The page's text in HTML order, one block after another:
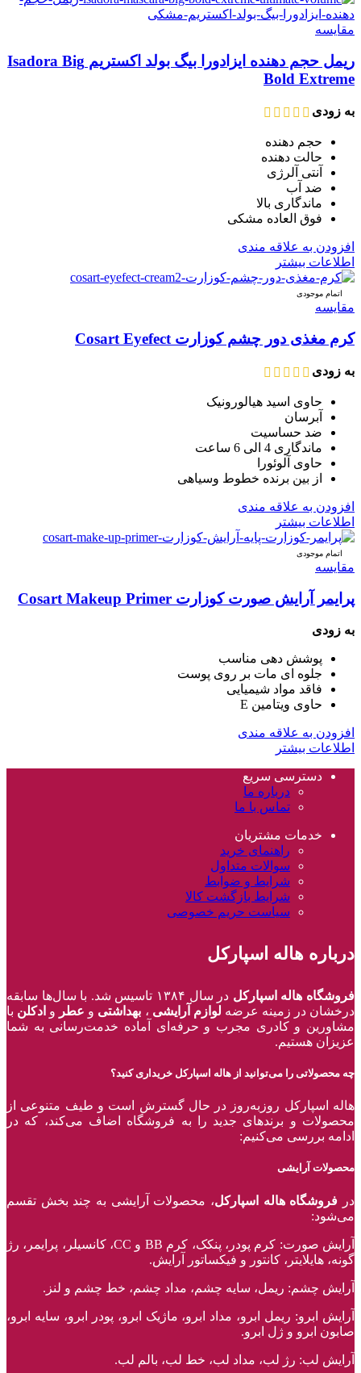
مقایسه
ریمل حجم دهنده ایزادورا بیگ بولد اکستریم Isadora Big
Bold Extreme
به زودی
حجم دهنده
حالت دهنده
آنتی آلرژی
ضد آب
ماندگاری بالا
فوق العاده مشکی
افزودن به علاقه مندی
اطلاعات بیشتر
اتمام موجودی
مقایسه
کرم مغذی دور چشم کوزارت Cosart Eyefect
به زودی
حاوی اسید هیالورونیک
آبرسان
ضد حساسیت
ماندگاری 4 الی 6 ساعت
حاوی آلوئورا
از بین برنده خطوط وسیاهی
افزودن به علاقه مندی
اطلاعات بیشتر
اتمام موجودی
مقایسه
پرایمر آرایش صورت کوزارت Cosart Makeup Primer
به زودی
پوشش دهی مناسب
جلوه ای مات بر روی پوست
فاقد مواد شیمیایی
حاوی ویتامین E
افزودن به علاقه مندی
اطلاعات بیشتر
دسترسی سریع
درباره ما
تماس با ما
خدمات مشتریان
راهنمای خرید
سوالات متداول
شرایط و ضوابط
شرایط بازگشت کالا
سیاست حریم خصوصی
درباره هاله اسپارکل
فروشگاه هاله اسپارکل
در سال ۱۳۸۴ تاسیس شد. با سال‌ها سابقه
درخشان در زمینه عرضه لوازم آرایشی ، بهداشتی و عطر و ادکلن با
مشاورین و کادری مجرب و حرفه‌ای آماده خدمت‌رسانی به شما
عزیزان هستیم.
چه محصولاتی را می‌توانید از هاله اسپارکل خریداری کنید؟
هاله اسپارکل روزبه‌روز در حال گسترش است و طیف متنوعی از
محصولات و برند‌های جدید را به فروشگاه اضاف می‌کند، که در
ادامه بررسی می‌کنیم:
محصولات آرایشی
در فروشگاه هاله اسپارکل، محصولات آرایشی به چند بخش تقسم
می‌شود:
آرایش صورت: کرم پودر، پنکک، کرم BB و CC، کانسیلر، پرایمر، رژ‌
گونه، هایلایتر، کانتور و فیکساتور آرایش.
آرایش چشم: ریمل، سایه چشم، مداد چشم، خط چشم و لنز.
آرایش ابرو: ریمل ابرو، مداد ابرو، ماژیک ابرو، پودر ابرو، سایه ابرو،
صابون ابرو و ژل ابرو.
آرایش لب: رژ لب، مداد لب، خط لب، بالم لب.